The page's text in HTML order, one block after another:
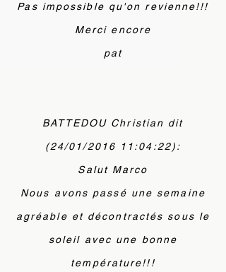
Pas impossible qu'on revienne!!!
Merci encore
pat
BATTEDOU Christian dit
(24/01/2016 11:04:22):
Salut Marco
Nous avons passé une semaine
agréable et décontractés sous le
soleil avec une bonne
température!!!